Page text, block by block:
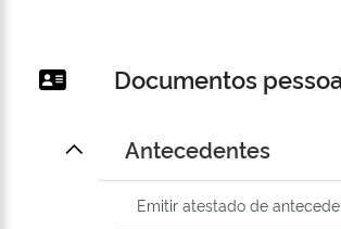
Documentos
Antecedentes
Emitir atestado de